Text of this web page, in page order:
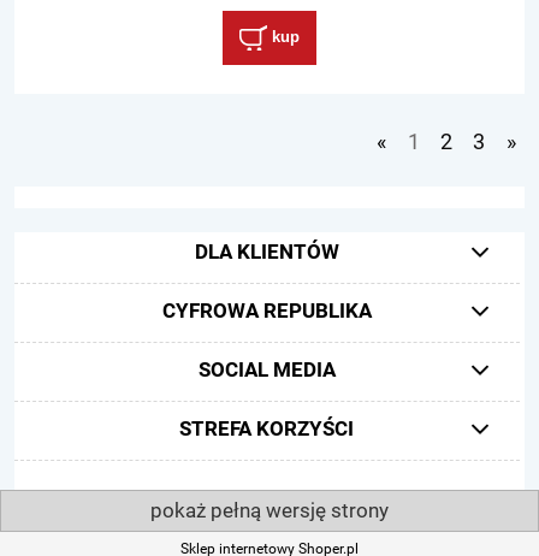
kup
« 1 2 3 »
DLA KLIENTÓW
CYFROWA REPUBLIKA
SOCIAL MEDIA
STREFA KORZYŚCI
pokaż pełną wersję strony
Sklep internetowy Shoper.pl